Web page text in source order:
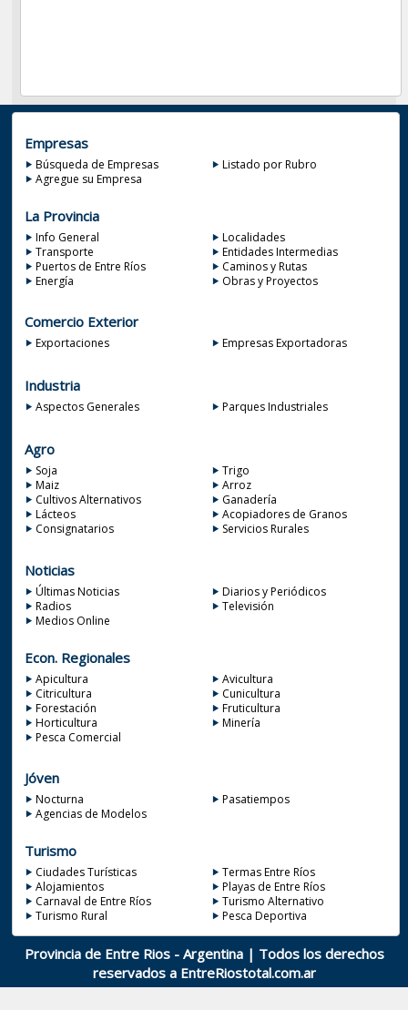
Empresas
Búsqueda de Empresas
Listado por Rubro
Agregue su Empresa
La Provincia
Info General
Localidades
Transporte
Entidades Intermedias
Puertos de Entre Ríos
Caminos y Rutas
Energía
Obras y Proyectos
Comercio Exterior
Exportaciones Empresas Exportadoras
Industria
Aspectos Generales Parques Industriales
Agro
Soja
Trigo
Maiz
Arroz
Cultivos Alternativos
Ganadería
Lácteos
Acopiadores de Granos
Consignatarios
Servicios Rurales
Noticias
Últimas Noticias
Diarios y Periódicos
Radios
Televisión
Medios Online
Econ. Regionales
Apicultura
Avicultura
Citricultura
Cunicultura
Forestación
Fruticultura
Horticultura
Minería
Pesca Comercial
Jóven
Nocturna
Pasatiempos
Agencias de Modelos
Turismo
Ciudades Turísticas
Termas Entre Ríos
Alojamientos
Playas de Entre Ríos
Carnaval de Entre Ríos
Turismo Alternativo
Turismo Rural
Pesca Deportiva
Provincia de Entre Rios - Argentina | Todos los derechos
reservados a EntreRiostotal.com.ar